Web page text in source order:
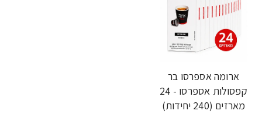
חדש
-12%
ארומה אספרסו בר
קפסולות אספרסו - 24
מארזים (240 יחידות)